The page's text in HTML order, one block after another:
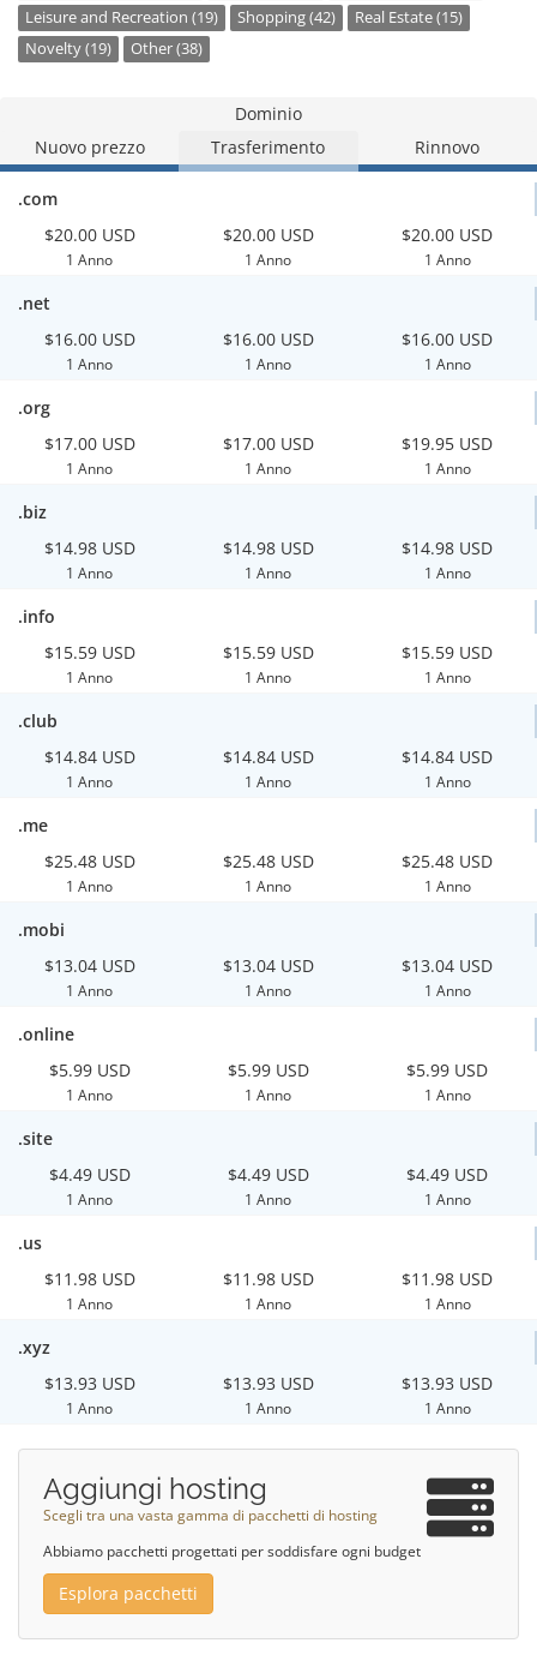
Leisure and Recreation (19)
Shopping (42)
Real Estate (15)
Novelty (19)
Other (38)
Dominio
Nuovo prezzo
Trasferimento Rinnovo
.com
$20.00 USD
1 Anno
$20.00 USD
1 Anno
$20.00 USD
1 Anno
.net
$16.00 USD
1 Anno
$16.00 USD
1 Anno
$16.00 USD
1 Anno
.org
$17.00 USD
1 Anno
$17.00 USD
1 Anno
$19.95 USD
1 Anno
.biz
$14.98 USD
1 Anno
$14.98 USD
1 Anno
$14.98 USD
1 Anno
.info
$15.59 USD
1 Anno
$15.59 USD
1 Anno
$15.59 USD
1 Anno
.club
$14.84 USD
1 Anno
$14.84 USD
1 Anno
$14.84 USD
1 Anno
.me
$25.48 USD
1 Anno
$25.48 USD
1 Anno
$25.48 USD
1 Anno
.mobi
$13.04 USD
1 Anno
$13.04 USD
1 Anno
$13.04 USD
1 Anno
.online
$5.99 USD
1 Anno
$5.99 USD
1 Anno
$5.99 USD
1 Anno
.site
$4.49 USD
1 Anno
$4.49 USD
1 Anno
$4.49 USD
1 Anno
.us
$11.98 USD
1 Anno
$11.98 USD
1 Anno
$11.98 USD
1 Anno
.xyz
$13.93 USD
1 Anno
$13.93 USD
1 Anno
$13.93 USD
1 Anno
Aggiungi hosting
Scegli tra una vasta gamma di pacchetti di hosting
Abbiamo pacchetti progettati per soddisfare ogni budget
Esplora pacchetti